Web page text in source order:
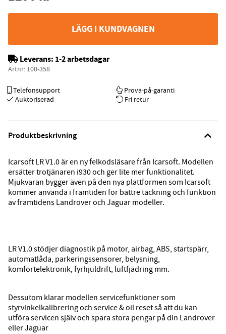
LÄGG I KUNDVAGNEN
Leverans: 1-2 arbetsdagar
Artnr: 100-358
Telefonsupport
Prova-på-garanti
Auktoriserad
Fri retur
Produktbeskrivning
Icarsoft LR V1.0 är en ny felkodsläsare från Icarsoft. Modellen
ersätter trotjänaren i930 och ger lite mer funktionalitet.
Mjukvaran bygger även på den nya plattformen som Icarsoft
kommer använda i framtiden för bättre täckning och funktion
av framtidens Landrover och Jaguar modeller.
LR V1.0 stödjer diagnostik på motor, airbag, ABS, startspärr,
automatlåda, parkeringssensorer, belysning,
komfortelektronik, fyrhjuldrift, luftfjädring mm.
Dessutom klarar modellen servicefunktioner som
styrvinkelkalibrering och service & oil reset så att du kan
utföra servicen själv och spara stora pengar på din Landrover
eller Jaguar